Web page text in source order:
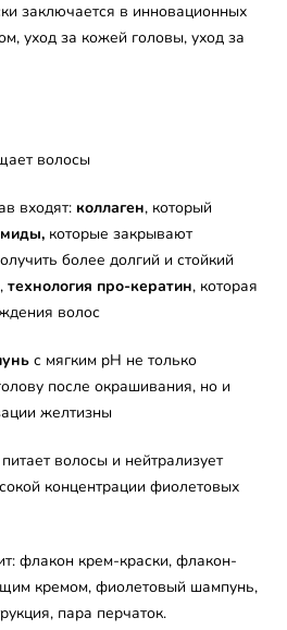
заключается в инновационных
уход за кожей головы, уход за
волосы
входят: коллаген, который
которые закрывают
более долгий и стойкий
технология про-кератин, которая
волос
с мягким pH не только
после окрашивания, но и
желтизны
питает волосы и нейтрализует
концентрации фиолетовых
флакон крем-краски, флакон-
кремом, фиолетовый шампунь,
пара перчаток.